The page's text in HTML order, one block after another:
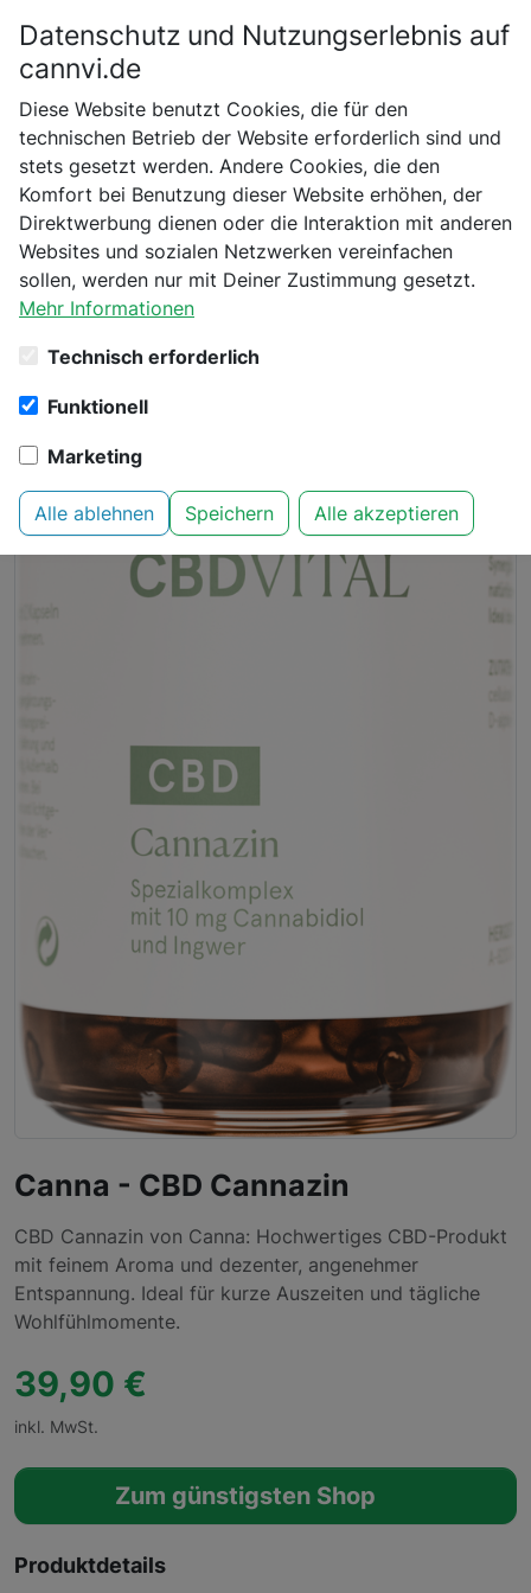
Startseite Canna CBD ÖL CBD Cannazin
Canna - CBD Cannazin
CBD Cannazin von Canna: Hochwertiges CBD-Produkt
mit feinem Aroma und dezenter, angenehmer
Entspannung. Ideal für kurze Auszeiten und tägliche
Wohlfühlmomente.
39,90 €
inkl. MwSt.
Zum günstigsten Shop
Produktdetails
Bitte bestätige dein Alter
Bist du schon 18 Jahre alt?
Nein Ja
Datenschutz und Nutzungserlebnis auf
cannvi.de
Diese Website benutzt Cookies, die für den
technischen Betrieb der Website erforderlich sind und
stets gesetzt werden. Andere Cookies, die den
Komfort bei Benutzung dieser Website erhöhen, der
Direktwerbung dienen oder die Interaktion mit anderen
Websites und sozialen Netzwerken vereinfachen
sollen, werden nur mit Deiner Zustimmung gesetzt.
Mehr Informationen
Technisch erforderlich
Funktionell
Marketing
Alle ablehnen Speichern Alle akzeptieren